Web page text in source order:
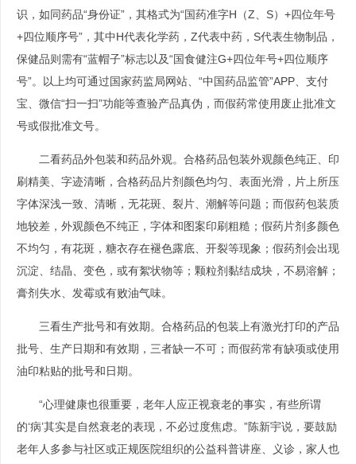
识，如同药品“身份证”，其格式为“国药准字H（Z、S）+四位年号
+四位顺序号”，其中H代表化学药，Z代表中药，S代表生物制品，
保健品则需有“蓝帽子”标志以及“国食健注G+四位年号+四位顺序
号”。以上均可通过国家药监局网站、“中国药品监管”APP、支付
宝、微信“扫一扫”功能等查验产品真伪，而假药常使用废止批准文
号或假批准文号。
二看药品外包装和药品外观。合格药品包装外观颜色纯正、印
刷精美、字迹清晰，合格药品片剂颜色均匀、表面光滑，片上所压
字体深浅一致、清晰，无花斑、裂片、潮解等问题；而假药包装质
地较差，外观颜色不纯正，字体和图案印刷粗糙；假药片剂多颜色
不均匀，有花斑，糖衣存在褪色露底、开裂等现象；假药剂会出现
沉淀、结晶、变色，或有絮状物等；颗粒剂黏结成块，不易溶解；
膏剂失水、发霉或有败油气味。
三看生产批号和有效期。合格药品的包装上有激光打印的产品
批号、生产日期和有效期，三者缺一不可；而假药常有缺项或使用
油印粘贴的批号和日期。
“心理健康也很重要，老年人应正视衰老的事实，有些所谓
的‘病’其实是自然衰老的表现，不必过度焦虑。”陈新宇说，要鼓励
老年人多参与社区或正规医院组织的公益科普讲座、义诊，家人也